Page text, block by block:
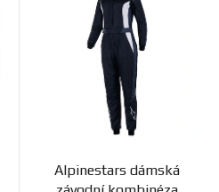
Alpinestars dámská